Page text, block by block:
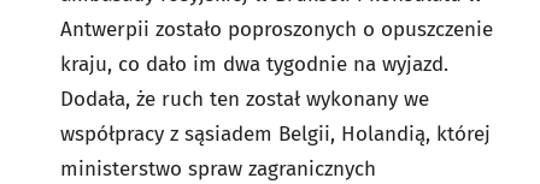
Antwerpii zostało poproszonych o opuszczenie
kraju, co dało im dwa tygodnie na wyjazd.
Dodała, że ruch ten został wykonany we
współpracy z sąsiadem Belgii, Holandią, której
ministerstwo spraw zagranicznych